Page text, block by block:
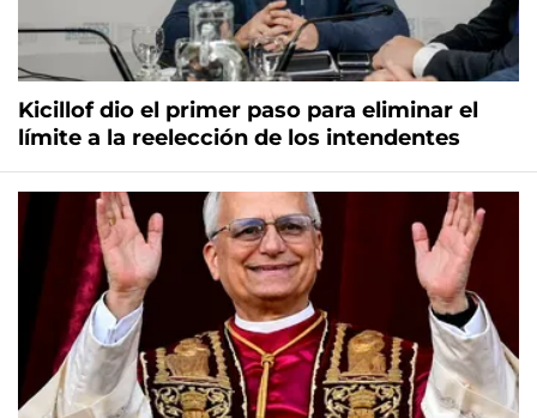
Kicillof dio el primer paso para eliminar el
límite a la reelección de los intendentes